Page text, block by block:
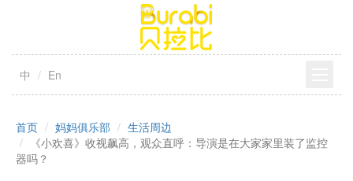
中 En
首页 妈妈俱乐部
生活周边
《小欢喜》收视飙高，观众直呼：导演是在大家家里装了监控
器吗？